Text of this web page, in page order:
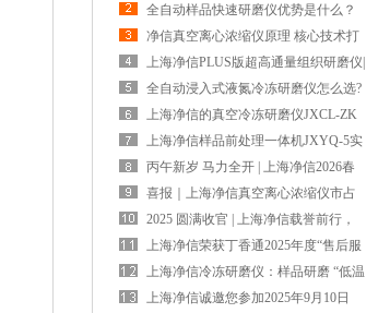
中样品活性被破坏难题
全自动样品快速研磨仪优势是什么？
净信真空离心浓缩仪原理 核心技术打
造高效样品浓缩解决方案
上海净信PLUS版超高通量组织研磨仪|
解锁大通量样品前处理新效率
全自动浸入式液氮冷冻研磨仪怎么选?
上海净信这款解锁高效研磨新体验
上海净信的真空冷冻研磨仪JXCL-ZK
更适合研磨胶原蛋白？
上海净信样品前处理一体机JXYQ-5实
验室多功能样本处理设备
丙午新岁 马力全开 | 上海净信2026春
节放假通知
喜报｜上海净信真空离心浓缩仪市占
13.75% 稳居全国第二
2025 圆满收官 | 上海净信载誉前行，
以技术创新谱写国产仪器硬实力
上海净信荣获丁香通2025年度“售后服
务十佳品牌奖”以服务铸就信赖！
上海净信冷冻研磨仪：样品研磨 “低温
守护”，保障分析物完整性
上海净信诚邀您参加2025年9月10日